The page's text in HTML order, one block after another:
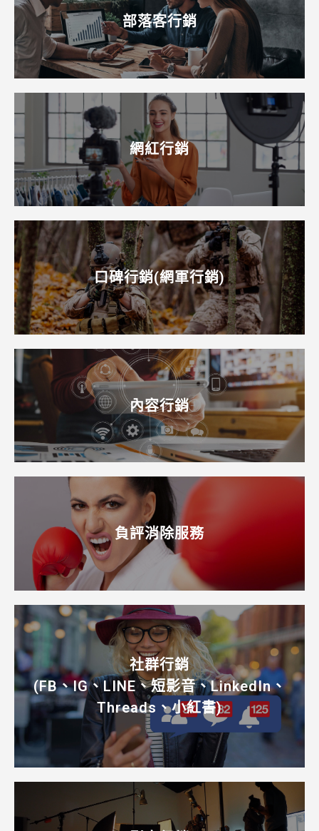
部落客行銷
網紅行銷
口碑行銷(網軍行銷)
內容行銷
負評消除服務
社群行銷
(FB、IG、LINE、短影音、LinkedIn、
Threads、小紅書)